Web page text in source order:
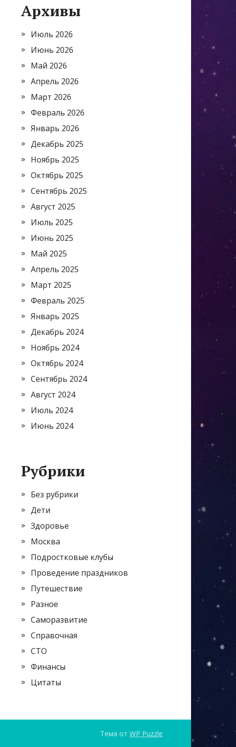
Архивы
Июль 2026
Июнь 2026
Май 2026
Апрель 2026
Март 2026
Февраль 2026
Январь 2026
Декабрь 2025
Ноябрь 2025
Октябрь 2025
Сентябрь 2025
Август 2025
Июль 2025
Июнь 2025
Май 2025
Апрель 2025
Март 2025
Февраль 2025
Январь 2025
Декабрь 2024
Ноябрь 2024
Октябрь 2024
Сентябрь 2024
Август 2024
Июль 2024
Июнь 2024
Рубрики
Без рубрики
Дети
Здоровье
Москва
Подростковые клубы
Проведение праздников
Путешествие
Разное
Саморазвитие
Справочная
СТО
Финансы
Цитаты
Тема от WP Puzzle